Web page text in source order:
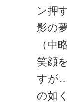
ン押
影の
（中
笑顔
すが
の如